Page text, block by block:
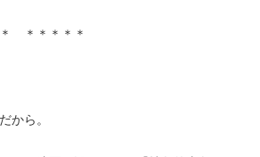
＊＊＊＊＊
から。